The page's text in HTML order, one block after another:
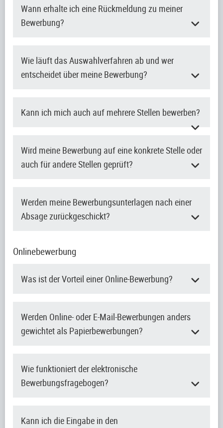
Wann erhalte ich eine Rückmeldung zu meiner
Bewerbung?
Wie läuft das Auswahlverfahren ab und wer
entscheidet über meine Bewerbung?
Kann ich mich auch auf mehrere Stellen bewerben?
Wird meine Bewerbung auf eine konkrete Stelle oder
auch für andere Stellen geprüft?
Werden meine Bewerbungsunterlagen nach einer
Absage zurückgeschickt?
Onlinebewerbung
Was ist der Vorteil einer Online-Bewerbung?
Werden Online- oder E-Mail-Bewerbungen anders
gewichtet als Papierbewerbungen?
Wie funktioniert der elektronische
Bewerbungsfragebogen?
Kann ich die Eingabe in den